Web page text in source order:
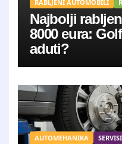
RABLJENI AUTOMOBILI
Najbolji
8000 eura:
aduti?
AUTOMEHANIKA SERVISI